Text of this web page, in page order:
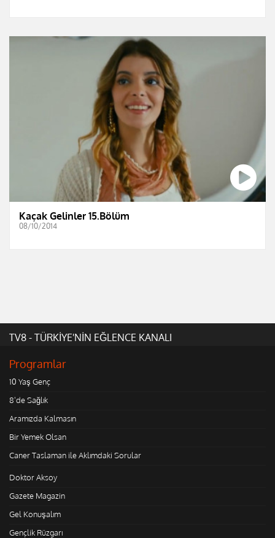
Kaçak Gelinler 15.Bölüm
08/10/2014
TV8 - TÜRKİYE'NİN EĞLENCE KANALI
Programlar
10 Yaş Genç
8'de Sağlık
Aramızda Kalmasın
Bir Yemek Olsan
Caner Taslaman ile Aklımdaki Sorular
Doktor Aksoy
Gazete Magazin
Gel Konuşalım
Gençlik Rüzgarı